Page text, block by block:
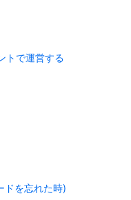
トで運営する
ドを忘れた時)